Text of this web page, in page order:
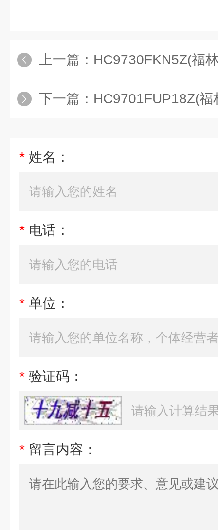
上一篇： HC9730FKN5Z(福林)
下一篇： HC9701FUP18Z(福林
* 姓名：
* 电话：
* 单位：
* 验证码：
* 留言内容：